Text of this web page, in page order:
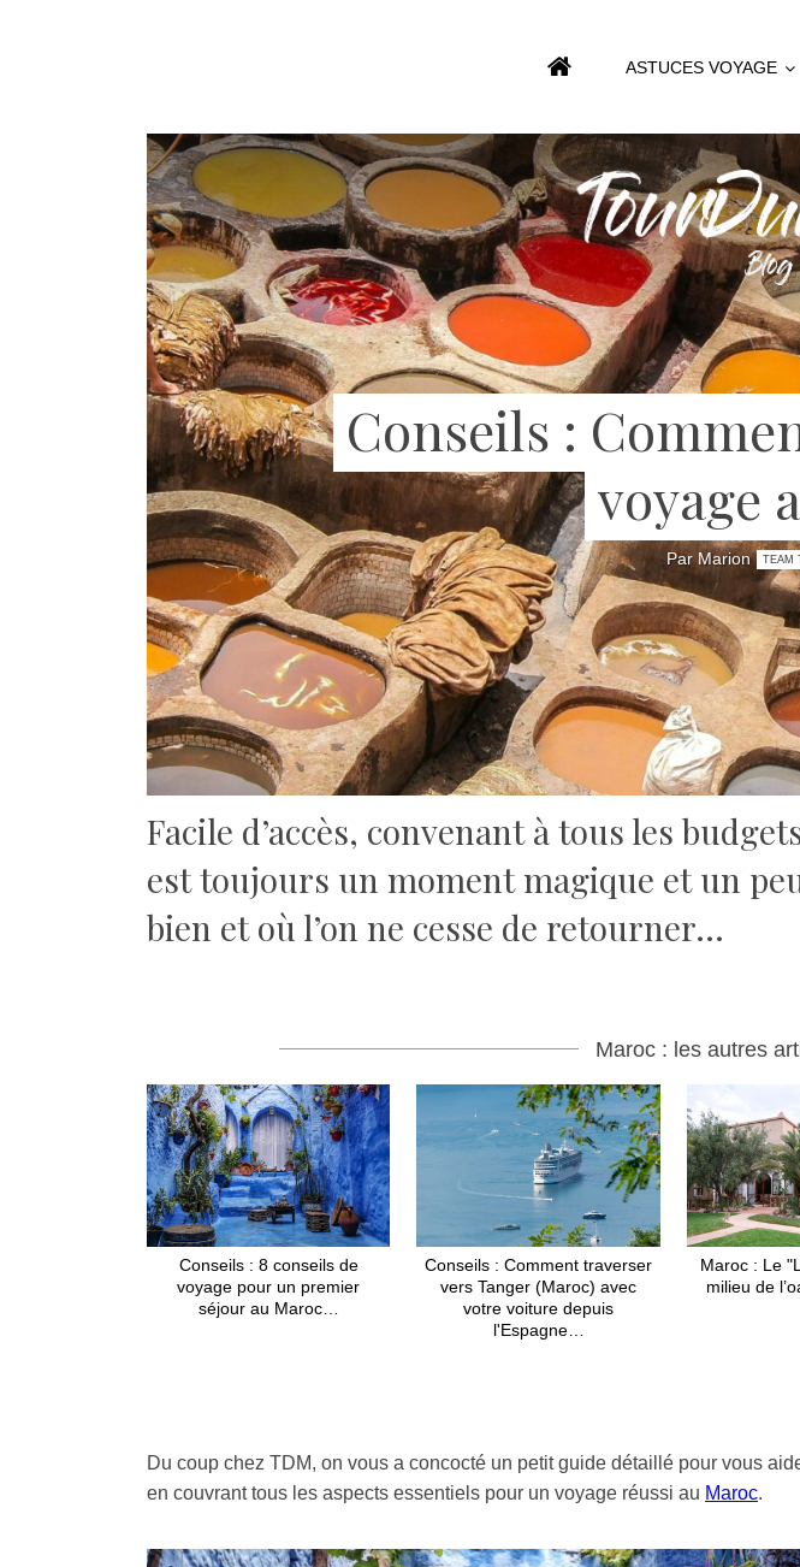
ASTUCES VOYAGE
Conseils :
voyage
Par Marion TEAM
Facile d’accès, convenant à tous les
est toujours un moment magique et un
bien et où l’on ne cesse de retourner…
Maroc : les autres
Conseils : 8 conseils de
voyage pour un premier
séjour au Maroc…
Conseils : Comment traverser
vers Tanger (Maroc) avec
votre voiture depuis
l'Espagne…
Maroc : Le
milieu de
Du coup chez TDM, on vous a concocté un petit guide détaillé pour vous
en couvrant tous les aspects essentiels pour un voyage réussi au Maroc.